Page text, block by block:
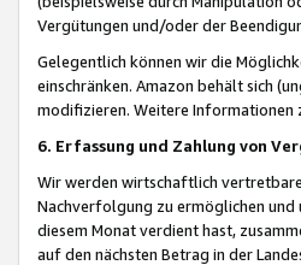
Vergütungen und/oder der
Gelegentlich können wir die
einschränken. Amazon behält sich
modifizieren. Weitere Informationen
6. Erfassung und Zahlung von
Wir werden wirtschaftlich
Nachverfolgung zu ermöglichen und
diesem Monat verdient hast,
auf den nächsten Betrag in der